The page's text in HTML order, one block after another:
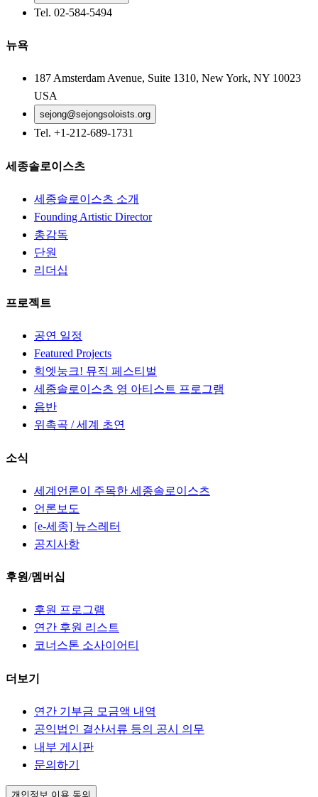
Tel. 02-584-5494
뉴욕
187 Amsterdam Avenue, Suite 1310, New York, NY 10023
USA
sejong@sejongsoloists.org
Tel. +1-212-689-1731
세종솔로이스츠
세종솔로이스츠 소개
Founding Artistic Director
총감독
단원
리더십
프로젝트
공연 일정
Featured Projects
힉엣눙크! 뮤직 페스티벌
세종솔로이스츠 영 아티스트 프로그램
음반
위촉곡 / 세계 초연
소식
세계언론이 주목한 세종솔로이스츠
언론보도
[e-세종] 뉴스레터
공지사항
후원/멤버십
후원 프로그램
연간 후원 리스트
코너스톤 소사이어티
더보기
연간 기부금 모금액 내역
공익법인 결산서류 등의 공시 의무
내부 게시판
문의하기
개인정보 이용 동의